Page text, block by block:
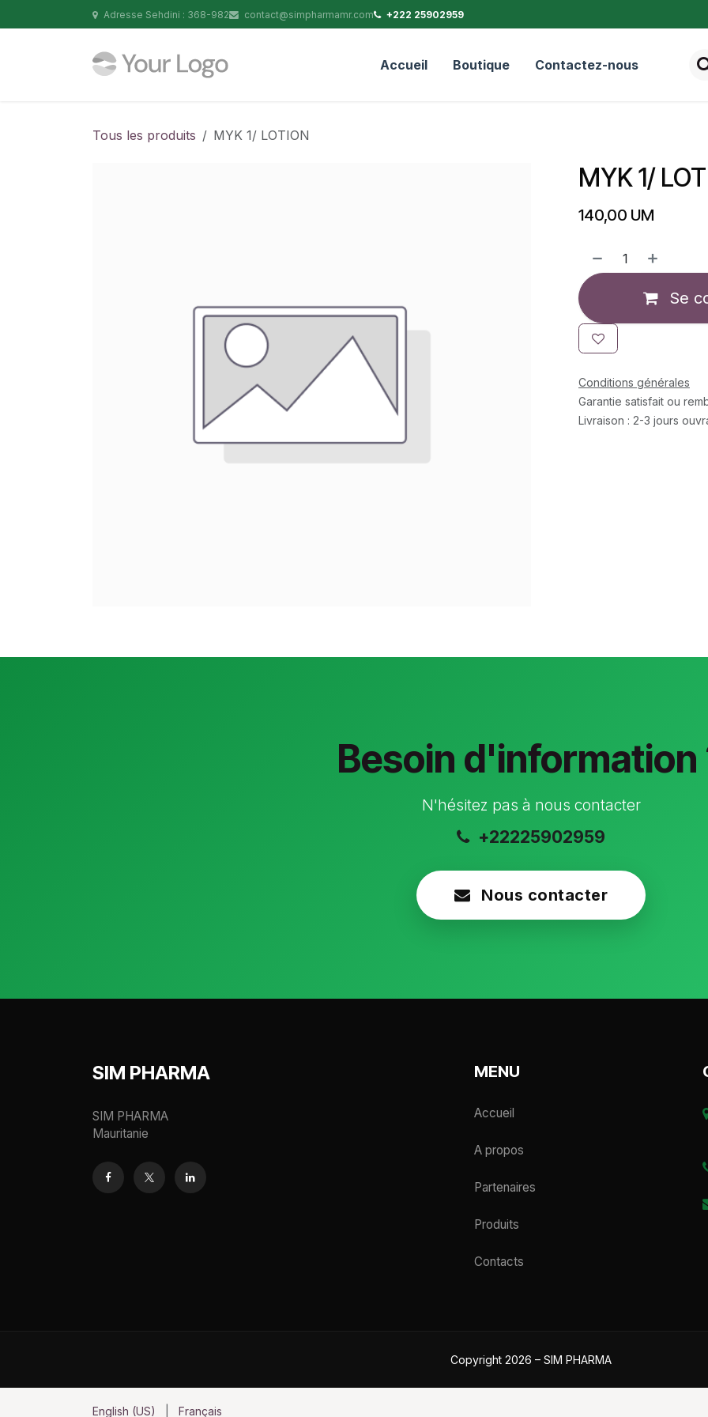
Se rendre au contenuAdresse Sehdini : 368-982 contact@simpharmamr.com +222 25902959
Accueil Boutique Contactez-nous
Tous les produits MYK 1/ LOTION
MYK 1/
140,00 UM
Se
Conditions générales
Garantie satisfait ou
Livraison : 2-3 jours
Besoin d'information
N'hésitez pas à nous contacter
+22225902959
Nous contacter
SIM PHARMA
SIM PHARMA
Mauritanie
MENU
Accueil
A propos
Partenaires
Produits
Contacts
Copyright 2026 – SIM PHARMA
English (US) Français